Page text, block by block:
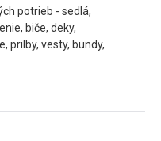
potrieb - sedlá,
biče, deky,
prilby, vesty, bundy,